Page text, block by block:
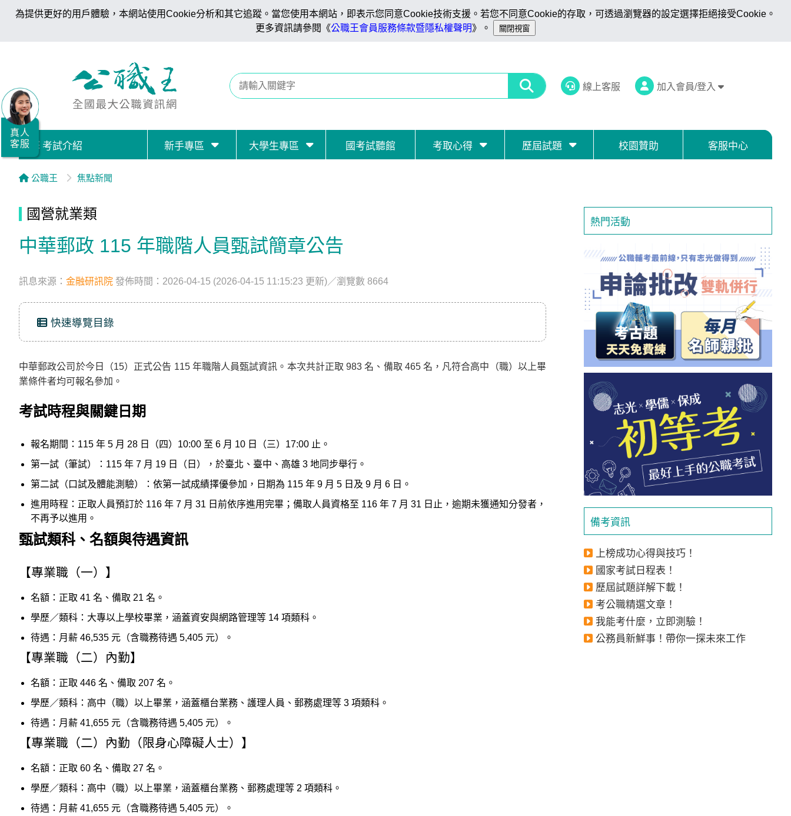
為提供更好的用戶體驗，本網站使用Cookie分析和其它追蹤。當您使用本網站，即表示您同意Cookie技術支援。若您不同意Cookie的存取，可透過瀏覽器的設定選擇拒絕接受Cookie。
更多資訊請參閱《公職王會員服務條款暨隱私權聲明》。
線上客服 加入會員/登入
考試介紹 新手專區 大學生專區 國考試聽館 考取心得 歷屆試題 校園贊助 客服中心
公職王 焦點新聞
國營就業類
中華郵政 115 年職階人員甄試簡章公告
訊息來源： 金融研訊院 發佈時間：2026-04-15 (2026-04-15 11:15:23 更新)／瀏覽數 8664
快速導覽目錄
中華郵政公司於今日（15）正式公告 115 年職階人員甄試資訊。本次共計正取 983 名、備取 465 名，凡符合高中（職）以上畢
業條件者均可報名參加。
考試時程與關鍵日期
報名期間：115 年 5 月 28 日（四）10:00 至 6 月 10 日（三）17:00 止。
第一試（筆試）：115 年 7 月 19 日（日），於臺北、臺中、高雄 3 地同步舉行。
第二試（口試及體能測驗）：依第一試成績擇優參加，日期為 115 年 9 月 5 日及 9 月 6 日。
進用時程：正取人員預訂於 116 年 7 月 31 日前依序進用完畢；備取人員資格至 116 年 7 月 31 日止，逾期未獲通知分發者，
不再予以進用。
甄試類科、名額與待遇資訊
【專業職（一）】
名額：正取 41 名、備取 21 名。
學歷／類科：大專以上學校畢業，涵蓋資安與網路管理等 14 項類科。
待遇：月薪 46,535 元（含職務待遇 5,405 元）。
【專業職（二）內勤】
名額：正取 446 名、備取 207 名。
學歷／類科：高中（職）以上畢業，涵蓋櫃台業務、護理人員、郵務處理等 3 項類科。
待遇：月薪 41,655 元（含職務待遇 5,405 元）。
【專業職（二）內勤（限身心障礙人士）】
名額：正取 60 名、備取 27 名。
學歷／類科：高中（職）以上畢業，涵蓋櫃台業務、郵務處理等 2 項類科。
待遇：月薪 41,655 元（含職務待遇 5,405 元）。
熱門活動
備考資訊
上榜成功心得與技巧！
國家考試日程表！
歷屆試題詳解下載！
考公職精選文章！
我能考什麼，立即測驗！
公務員新鮮事！帶你一探未來工作
真人
客服
職/
就
業/
證
務
點
立
加
入
LINE
官
方
號
專
人
服
務 ，
獲
500
扣！